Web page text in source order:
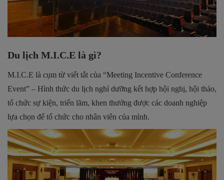
Du lịch M.I.C.E là gì?
M.I.C.E là cụm từ viết tắt của “Meeting Incentive Conference
Event” – Hình thức du lịch nghỉ dưỡng kết hợp hội nghị, hội thảo,
tổ chức sự kiện, triển lãm, khen thưởng được các doanh nghiệp
lựa chọn để tổ chức cho nhân viên của mình.